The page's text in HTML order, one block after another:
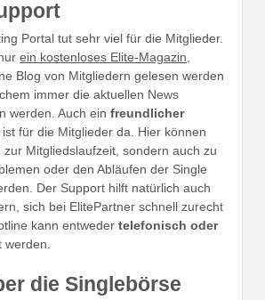
Portal tut sehr viel für die Mitglieder.
ein kostenloses Elite-Magazin,
Blog von Mitgliedern gelesen werden
immer die aktuellen News
werden. Auch ein freundlicher
ist für die Mitglieder da. Hier können
Mitgliedslaufzeit, sondern auch zu
oder den Abläufen der Single
Der Support hilft natürlich auch
sich bei ElitePartner schnell zurecht
kann entweder telefonisch oder
werden.
die Singlebörse